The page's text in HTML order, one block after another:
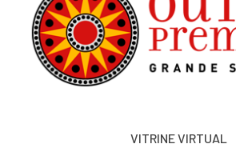
VITRINE VIRTUAL